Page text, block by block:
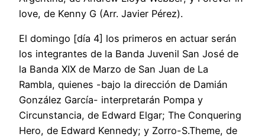
love, de Kenny G (Arr. Javier Pérez).
El domingo [día 4] los primeros en actuar serán
los integrantes de la Banda Juvenil San José de
la Banda XIX de Marzo de San Juan de La
Rambla, quienes -bajo la dirección de Damián
González García- interpretarán Pompa y
Circunstancia, de Edward Elgar; The Conquering
Hero, de Edward Kennedy; y Zorro-S.Theme, de